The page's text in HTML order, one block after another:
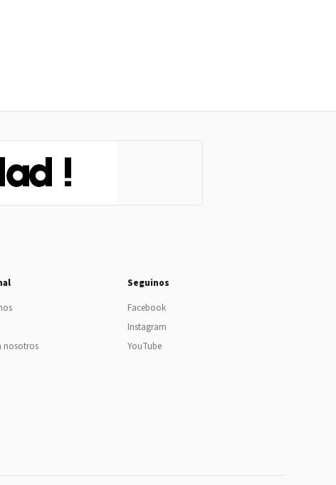
nosotros
Seguinos
Facebook
Instagram
YouTube